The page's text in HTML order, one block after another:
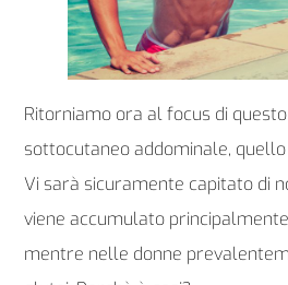
Ritorniamo ora al focus di
sottocutaneo addominale,
Vi sarà sicuramente capitato di
viene accumulato
mentre nelle donne